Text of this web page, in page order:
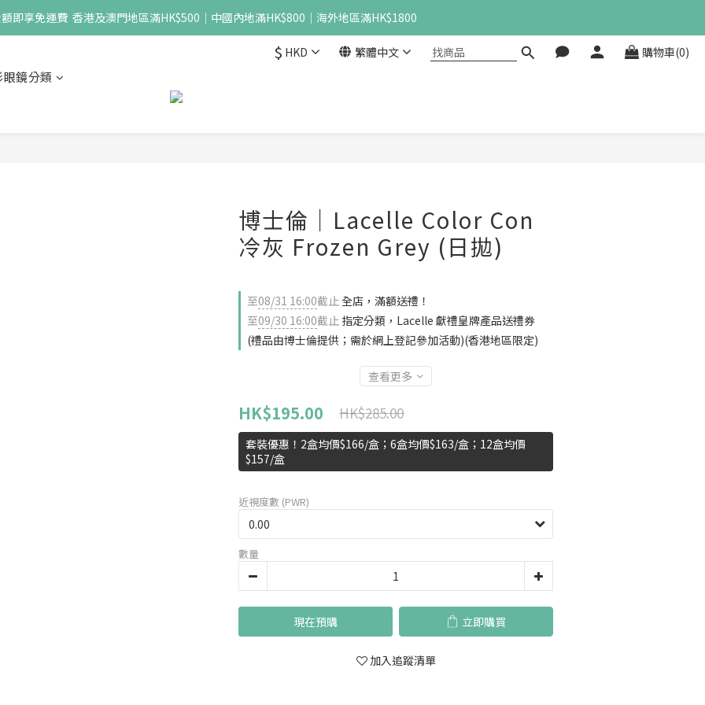
即享免運費  香港及澳門地區滿HK$500｜中國內地滿HK$800｜海外地區滿HK$1800
$ HKD 繁體中文 購物車(0)
眼鏡分類
博士倫｜Lacelle Color Con
冷灰 Frozen Grey (日拋)
至08/31 16:00截止全店，滿額送禮！
至09/30 16:00截止 指定分類，Lacelle 獻禮皇牌產品送禮券
(禮品由博士倫提供；需於網上登記參加活動)(香港地區限定)
查看更多
HK$195.00 HK$285.00
套裝優惠！2盒均價$166/盒；6盒均價$163/盒；12盒均價
$157/盒
近視度數 (PWR)
數量
現在預購 立即購買
加入追蹤清單